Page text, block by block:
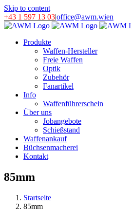
Skip to content
+43 1 597 13 03|office@awm.wien
Produkte
Waffen-Hersteller
Freie Waffen
Optik
Zubehör
Fanartikel
Info
Waffenführerschein
Über uns
Jobangebote
Schießstand
Waffenankauf
Büchsenmacherei
Kontakt
85mm
Startseite
85mm